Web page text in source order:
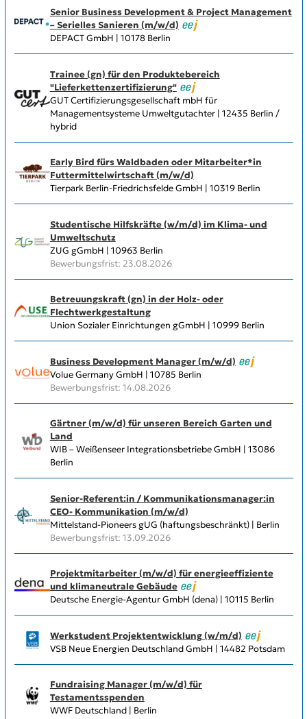
Senior Business Development & Project Management
– Serielles Sanieren (m/w/d)
DEPACT GmbH | 10178 Berlin
Trainee (gn) für den Produktebereich
"Lieferkettenzertifizierung"
GUT Certifizierungsgesellschaft mbH für
Managementsysteme Umweltgutachter | 12435 Berlin /
hybrid
Early Bird fürs Waldbaden oder Mitarbeiter*in
Futtermittelwirtschaft (m/w/d)
Tierpark Berlin-Friedrichsfelde GmbH | 10319 Berlin
Studentische Hilfskräfte (w/m/d) im Klima- und
Umweltschutz
ZUG gGmbH | 10963 Berlin
Bewerbungsfrist: 23.08.2026
Betreuungskraft (gn) in der Holz- oder
Flechtwerkgestaltung
Union Sozialer Einrichtungen gGmbH | 10999 Berlin
Business Development Manager (m/w/d)
Volue Germany GmbH | 10785 Berlin
Bewerbungsfrist: 14.08.2026
Gärtner (m/w/d) für unseren Bereich Garten und
Land
WIB – Weißenseer Integrationsbetriebe GmbH | 13086
Berlin
Senior-Referent:in / Kommunikationsmanager:in
CEO- Kommunikation (m/w/d)
Mittelstand-Pioneers gUG (haftungsbeschränkt) | Berlin
Bewerbungsfrist: 13.09.2026
Projektmitarbeiter (m/w/d) für energieeffiziente
und klimaneutrale Gebäude
Deutsche Energie-Agentur GmbH (dena) | 10115 Berlin
Werkstudent Projektentwicklung (w/m/d)
VSB Neue Energien Deutschland GmbH | 14482 Potsdam
Fundraising Manager (m/w/d) für
Testamentsspenden
WWF Deutschland | Berlin